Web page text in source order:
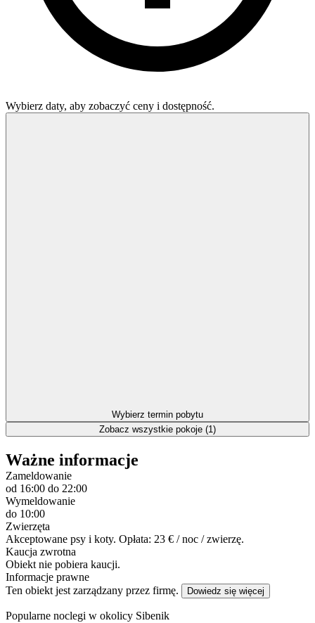
Wybierz daty, aby zobaczyć ceny i dostępność.
Wybierz termin pobytu
Zobacz wszystkie pokoje (1)
Ważne informacje
Zameldowanie
od 16:00 do 22:00
Wymeldowanie
do 10:00
Zwierzęta
Akceptowane psy i koty. Opłata: 23 € / noc / zwierzę.
Kaucja zwrotna
Obiekt nie pobiera kaucji.
Informacje prawne
Ten obiekt jest zarządzany przez firmę.
Dowiedz się więcej
Popularne noclegi w okolicy Sibenik